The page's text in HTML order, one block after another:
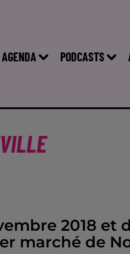
AGENDA PODCASTS
2018 et
marché de